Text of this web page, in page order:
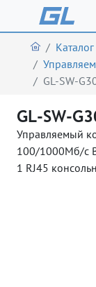
Каталог
GL-SW-
GL-SW-
Управляемый
100/1000Мб/с
1 RJ45